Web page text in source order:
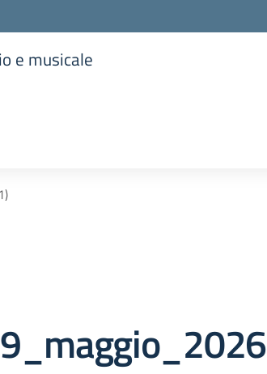
e musicale